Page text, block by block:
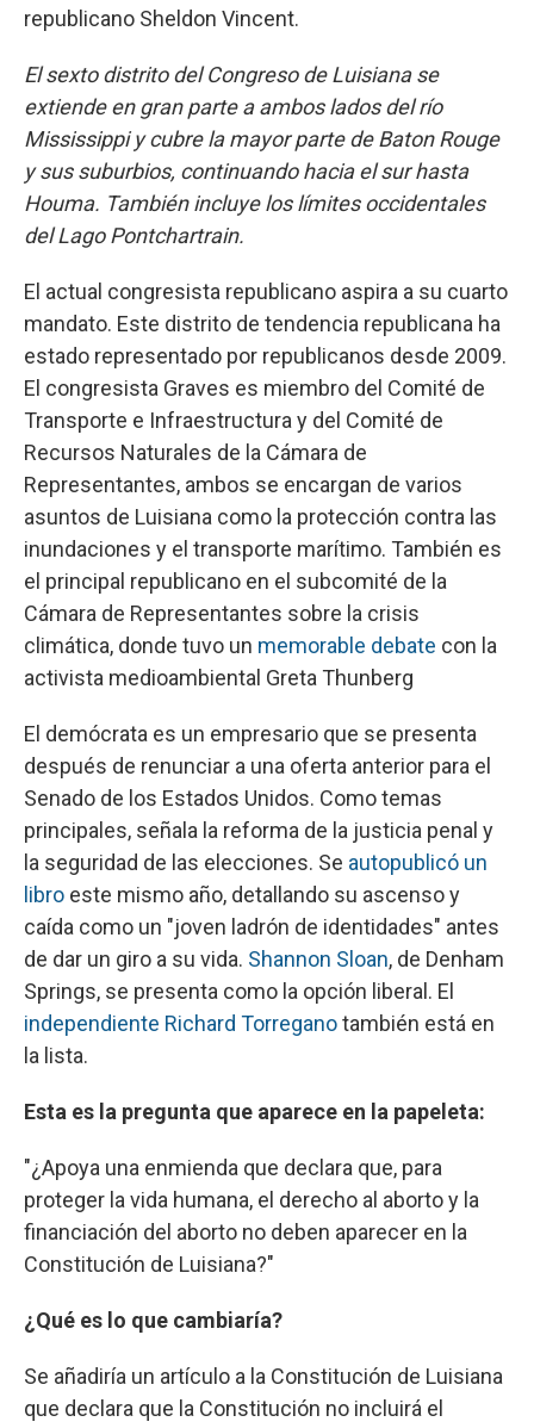
republicano Sheldon Vincent.
El sexto distrito del Congreso de Luisiana se
extiende en gran parte a ambos lados del río
Mississippi y cubre la mayor parte de Baton Rouge
y sus suburbios, continuando hacia el sur hasta
Houma. También incluye los límites occidentales
del Lago Pontchartrain.
El actual congresista republicano aspira a su cuarto
mandato. Este distrito de tendencia republicana ha
estado representado por republicanos desde 2009.
El congresista Graves es miembro del Comité de
Transporte e Infraestructura y del Comité de
Recursos Naturales de la Cámara de
Representantes, ambos se encargan de varios
asuntos de Luisiana como la protección contra las
inundaciones y el transporte marítimo. También es
el principal republicano en el subcomité de la
Cámara de Representantes sobre la crisis
climática, donde tuvo un memorable debate con la
activista medioambiental Greta Thunberg
El demócrata es un empresario que se presenta
después de renunciar a una oferta anterior para el
Senado de los Estados Unidos. Como temas
principales, señala la reforma de la justicia penal y
la seguridad de las elecciones. Se autopublicó un
libro este mismo año, detallando su ascenso y
caída como un "joven ladrón de identidades" antes
de dar un giro a su vida. Shannon Sloan, de Denham
Springs, se presenta como la opción liberal. El
independiente Richard Torreganotambién está en
la lista.
Esta es la pregunta que aparece en la papeleta:
"¿Apoya una enmienda que declara que, para
proteger la vida humana, el derecho al aborto y la
financiación del aborto no deben aparecer en la
Constitución de Luisiana?"
¿Qué es lo que cambiaría?
Se añadiría un artículo a la Constitución de Luisiana
que declara que la Constitución no incluirá el